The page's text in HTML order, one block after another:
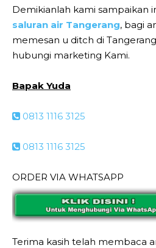
Demikianlah kami sampaikan
saluran air Tangerang, bagi
memesan u ditch di
hubungi marketing Kami.
Bapak Yuda
0813 1116 3125
0813 1116 3125
ORDER VIA WHATSAPP
Terima kasih telah membaca